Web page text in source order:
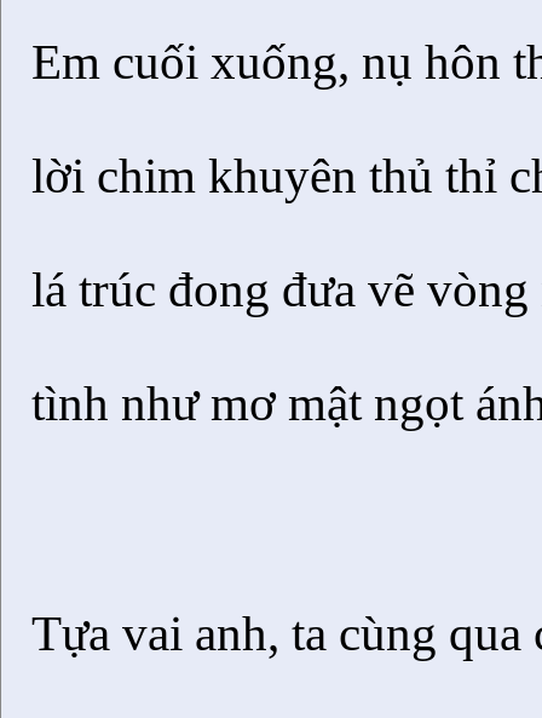
Em cuối xuống, nụ hôn
lời chim khuyên thủ thỉ
lá trúc đong đưa vẽ vòng
tình như mơ mật ngọt
Tựa vai anh, ta cùng qua